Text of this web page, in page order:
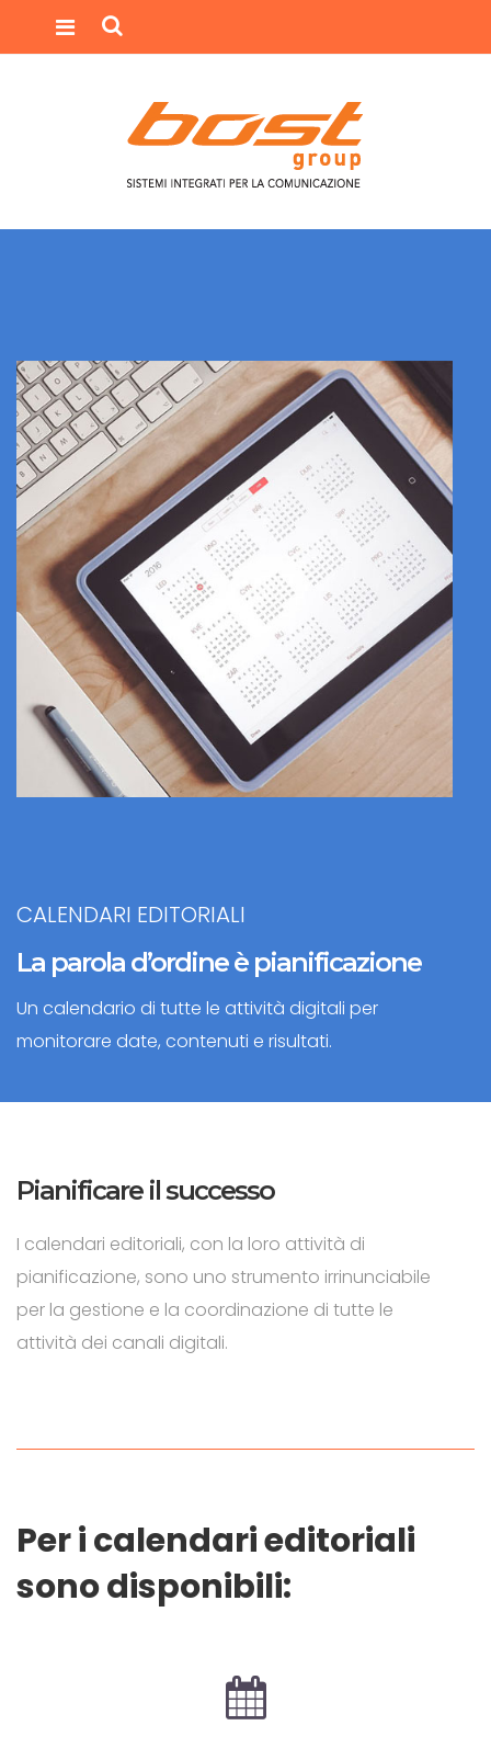
CALENDARI EDITORIALI
La parola d’ordine è pianificazione
Un calendario di tutte le attività digitali per
monitorare date, contenuti e risultati.
Pianificare il successo
I calendari editoriali, con la loro attività di
pianificazione, sono uno strumento irrinunciabile
per la gestione e la coordinazione di tutte le
attività dei canali digitali.
Per i calendari editoriali
sono disponibili: